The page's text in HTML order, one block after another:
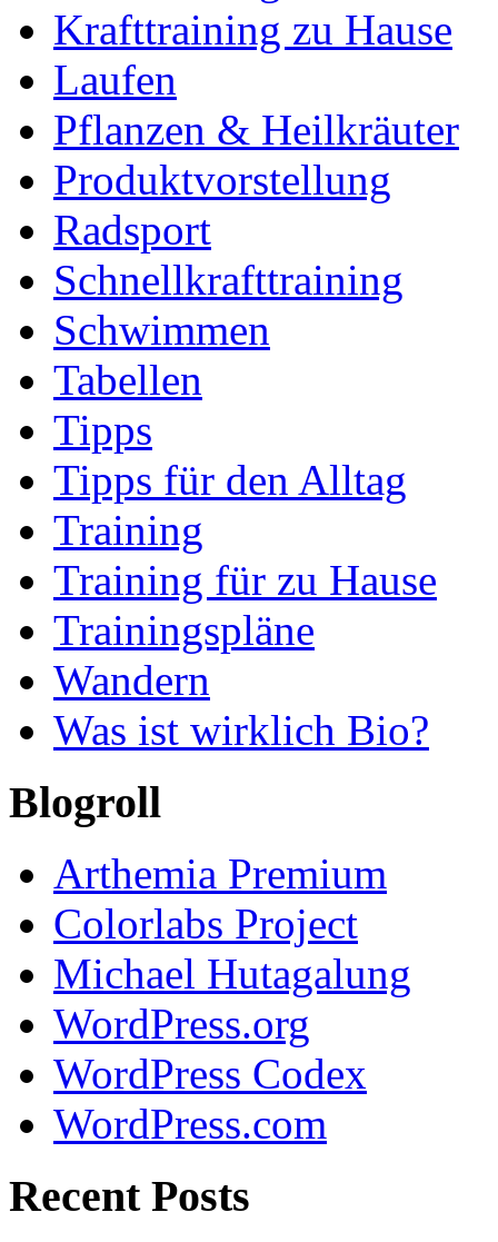
Krafttraining zu Hause
Laufen
Pflanzen & Heilkräuter
Produktvorstellung
Radsport
Schnellkrafttraining
Schwimmen
Tabellen
Tipps
Tipps für den Alltag
Training
Training für zu Hause
Trainingspläne
Wandern
Was ist wirklich Bio?
Blogroll
Arthemia Premium
Colorlabs Project
Michael Hutagalung
WordPress.org
WordPress Codex
WordPress.com
Recent Posts